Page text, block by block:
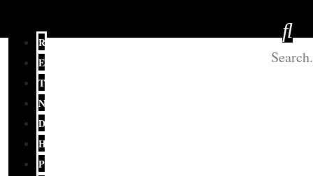
REDAKSI
EDITORIAL
TERKINI
NASIONAL
DAERAH
HUKUM
POLITIK